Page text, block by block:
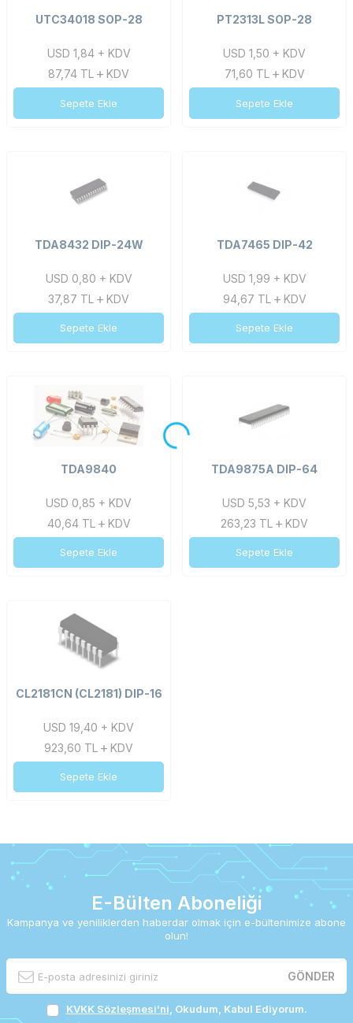
UTC34018 SOP-28
USD 1,84 + KDV
87,74 TL KDV
Sepete Ekle
PT2313L SOP-28
USD 1,50 + KDV
71,60 TL KDV
Sepete Ekle
TDA8432 DIP-24W
USD 0,80 + KDV
37,87 TL KDV
Sepete Ekle
TDA7465 DIP-42
USD 1,99 + KDV
94,67 TL KDV
Sepete Ekle
TDA9840
USD 0,85 + KDV
40,64TL KDV
Sepete Ekle
TDA9875A DIP-64
USD 5,53 + KDV
263,23 TL KDV
Sepete Ekle
CL2181CN (CL2181) DIP-16
USD 19,40 + KDV
923,60 TL KDV
Sepete Ekle
E-Bülten Aboneliği
Kampanya ve yeniliklerden haberdar olmak için e-bültenimize abone
olun!
GÖNDER
KVKK Sözleşmesi'ni, Okudum, Kabul Ediyorum.